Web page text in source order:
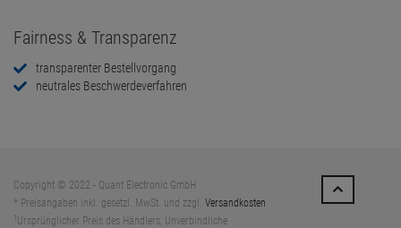
Fairness & Transparenz
transparenter Bestellvorgang
neutrales Beschwerdeverfahren
Copyright © 2022 - Quant Electronic GmbH
* Preisangaben inkl. gesetzl. MwSt. und zzgl. Versandkosten
Ursprünglicher Preis des Händlers, Unverbindliche